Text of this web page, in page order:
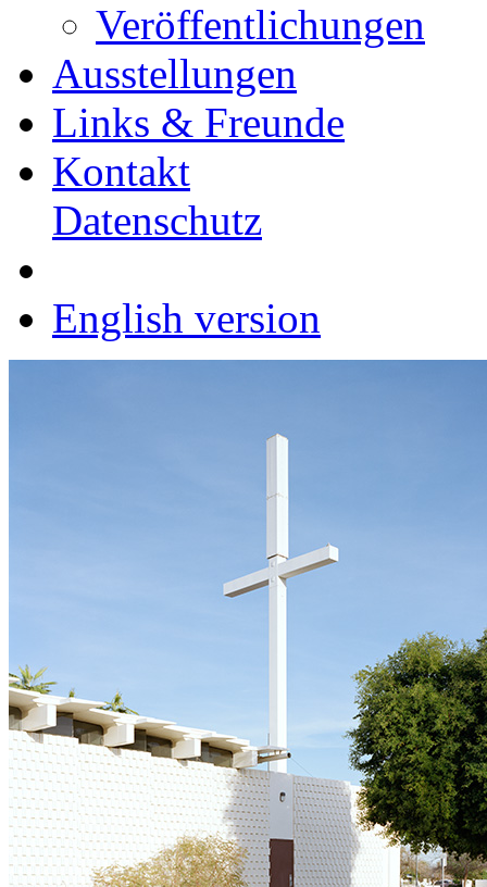
Veröffentlichungen
Ausstellungen
Links & Freunde
Kontakt
Datenschutz
English version